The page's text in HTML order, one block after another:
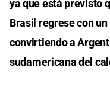
ya que está previsto
Brasil regrese con
convirtiendo a
sudamericana del